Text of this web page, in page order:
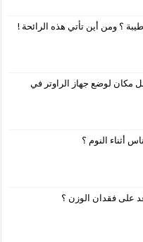
؟ ومن أين تأتي هذه الرائحة !
مكان لوضع جهاز الراوتر في
أثناء النوم ؟
على فقدان الوزن ؟